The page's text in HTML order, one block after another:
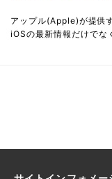
アップル(Apple)が提供
iOSの最新情報だけでな